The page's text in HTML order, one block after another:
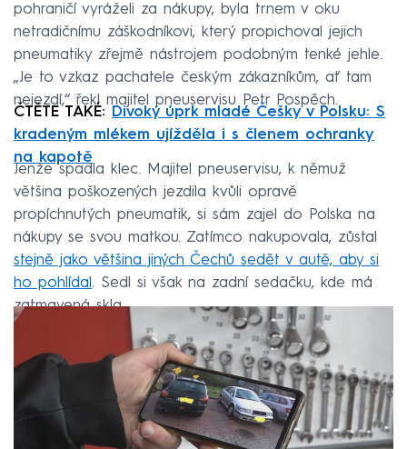
pohraničí vyráželi za nákupy, byla trnem v oku
netradičnímu záškodníkovi, který propichoval jejich
pneumatiky zřejmě nástrojem podobným tenké jehle.
„Je to vzkaz pachatele českým zákazníkům, ať tam
nejezdí,“ řekl majitel pneuservisu Petr Pospěch.
ČTĚTE TAKÉ:
Divoký úprk mladé Češky v Polsku: S
kradeným mlékem ujížděla i s členem ochranky
na kapotě
Jenže spadla klec. Majitel pneuservisu, k němuž
většina poškozených jezdila kvůli opravě
propíchnutých pneumatik, si sám zajel do Polska na
nákupy se svou matkou. Zatímco nakupovala, zůstal
stejně jako většina jiných Čechů sedět v autě, aby si
ho pohlídal . Sedl si však na zadní sedačku, kde má
zatmavená skla.